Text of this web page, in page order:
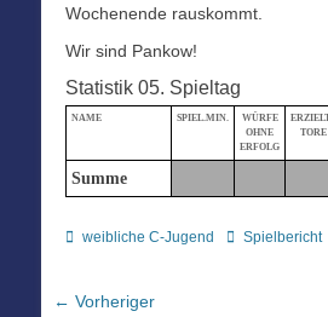
Wochenende rauskommt.
Wir sind Pankow!
Statistik 05. Spieltag
NAME SPIEL.MIN.
WÜRFE
OHNE
ERFOLG
TORE
Summe
Kategorien
weibliche C-Jugend Schlagworte
Spielbericht
Beitragsnavigation
← Vorheriger